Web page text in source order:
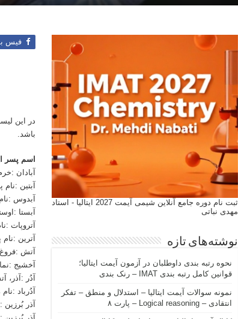
فیس
در این
باشد.
اسم پسر
آبادان
آبتین
آبدوس
آبستا
آتروپات
آترین
آتش
آخشیج
آدُر :آذر،
آدُرباد
آذر
ثبت نام دوره جامع آنلاین شیمی آیمت 2027 ایتالیا - استاد
مهدی نباتی
نوشته‌های تازه
نحوه رتبه بندی داوطلبان در آزمون آیمت ایتالیا؛
قوانین کامل رتبه بندی IMAT – رنک بندی
نمونه سوالات آیمت ایتالیا – استدلال و منطق – تفکر
انتقادی – Logical reasoning – پارت ۸